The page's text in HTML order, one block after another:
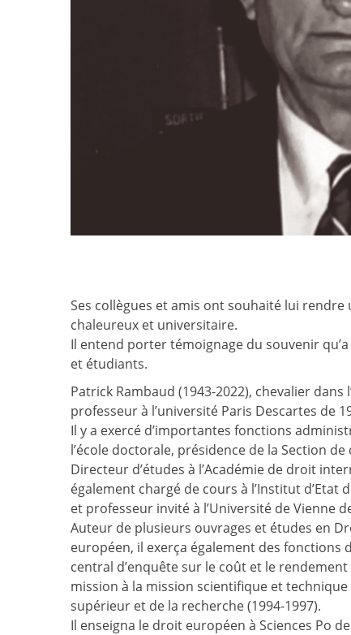
Ses collègues et amis ont souhaité lui
chaleureux et universitaire.
Il entend porter témoignage du souvenir
et étudiants.
Patrick Rambaud (1943-2022), chevalier
professeur à l’université Paris Descartes de
Il y a exercé d’importantes fonctions
l’école doctorale, présidence de la Section
Directeur d’études à l’Académie de droit
également chargé de cours à l’Institut
et professeur invité à l’Université de Vienne
Auteur de plusieurs ouvrages et études en
européen, il exerça également des
central d’enquête sur le coût et le
mission à la mission scientifique et
supérieur et de la recherche (1994-1997).
Il enseigna le droit européen à Sciences Po